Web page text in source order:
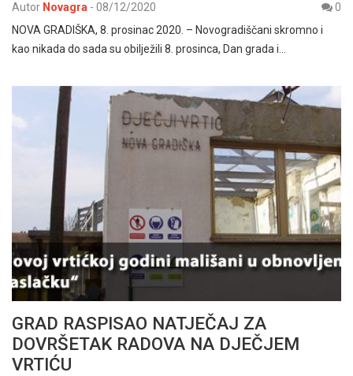
Autor Novagra - 08/12/2020
0
NOVA GRADIŠKA, 8. prosinac 2020. – Novogradiščani skromno i
kao nikada do sada su obilježili 8. prosinca, Dan grada i…
GRAD RASPISAO NATJEČAJ ZA
DOVRŠETAK RADOVA NA DJEČJEM
VRTIĆU